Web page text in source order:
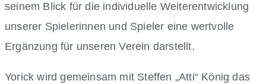
seinem Blick für die individuelle Weiterentwicklung
unserer Spielerinnen und Spieler eine wertvolle
Ergänzung für unseren Verein darstellt.
Yorick wird gemeinsam mit Steffen „Atti“ König das